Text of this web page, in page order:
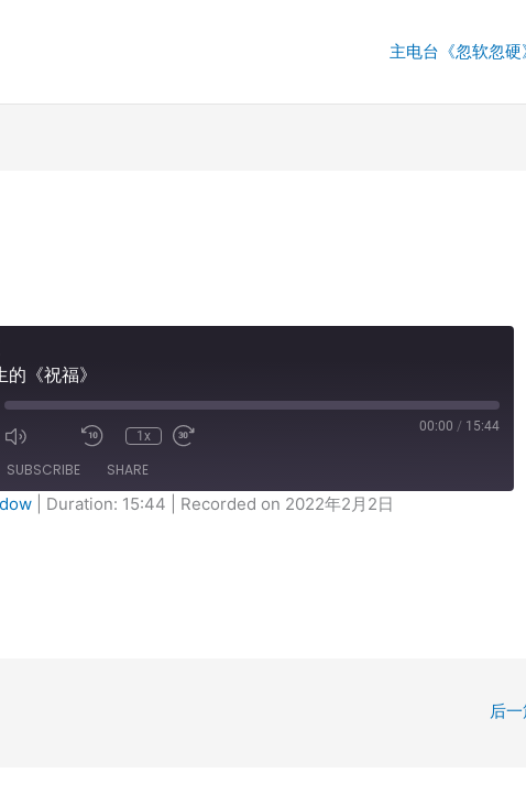
主电台《忽软忽硬
《祝福》
1x
00:00 / 15:44
SUBSCRIBE SHARE
Duration: 15:44 Recorded on 2022年2月2日
后